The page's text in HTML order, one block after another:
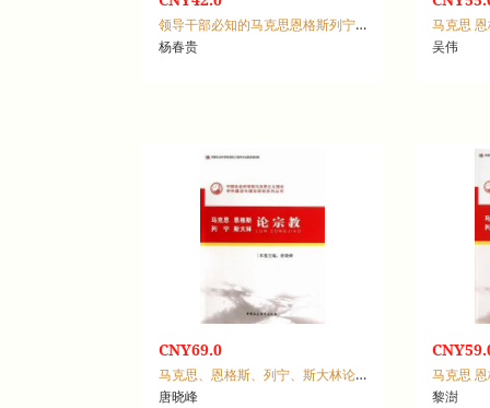
领导干部必知的马克思恩格斯列宁经典名言
杨春贵
吴伟
CNY69.0
马克思、恩格斯、列宁、斯大林论宗教
唐晓峰
黎澍